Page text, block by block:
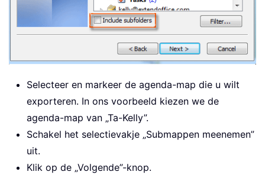
Selecteer en markeer de agenda-map die u wilt
exporteren. In ons voorbeeld kiezen we de
agenda-map van „Ta-Kelly”.
Schakel het selectievakje „Submappen meenemen”
uit.
Klik op de „Volgende”-knop.